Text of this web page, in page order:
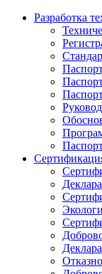
Разработка